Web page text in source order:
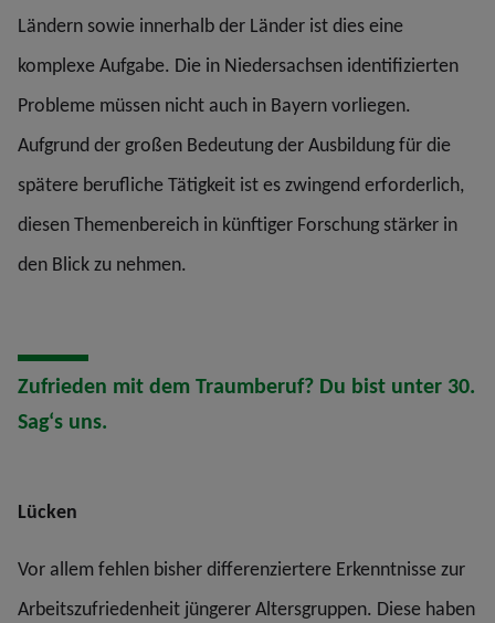
Ländern sowie innerhalb der Länder ist dies eine
komplexe Aufgabe. Die in Niedersachsen identifizierten
Probleme müssen nicht auch in Bayern vorliegen.
Aufgrund der großen Bedeutung der Ausbildung für die
spätere berufliche Tätigkeit ist es zwingend erforderlich,
diesen Themenbereich in künftiger Forschung stärker in
den Blick zu nehmen.
Zufrieden mit dem Traumberuf? Du bist unter 30.
Sag‘s uns.
Lücken
Vor allem fehlen bisher differenziertere Erkenntnisse zur
Arbeitszufriedenheit jüngerer Altersgruppen. Diese haben